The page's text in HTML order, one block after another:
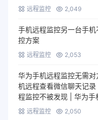
远程监控 2,049
手机远程监控另一台手
控方案
远程监控 2,053
华为手机远程监控无需
机远程查看微信聊天记
程监控不被发现 | 华为
远程监控 2,050